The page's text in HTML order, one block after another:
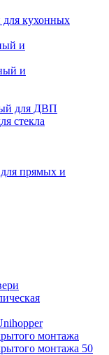
кухонных
и
и
для ДВП
стекла
прямых и
монтажа
монтажа 50